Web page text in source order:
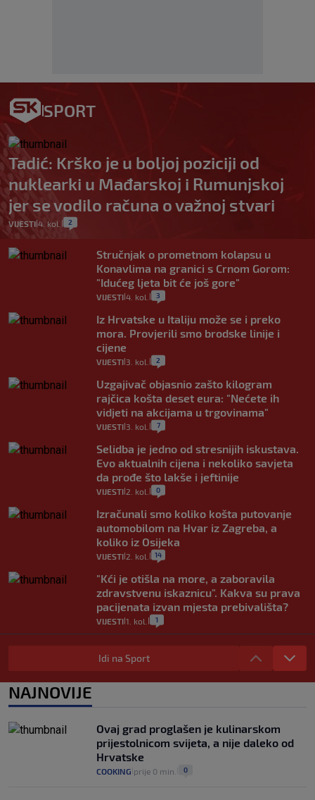
SPORT
Tadić: Krško je u boljoj poziciji od
nuklearki u Mađarskoj i Rumunjskoj
jer se vodilo računa o važnoj stvari
VIJESTI|4. kol. 2
Stručnjak o prometnom kolapsu u
Konavlima na granici s Crnom Gorom:
"Idućeg ljeta bit će još gore"
VIJESTI 4. kol. 3
Iz Hrvatske u Italiju može se i preko
mora. Provjerili smo brodske linije i
cijene
VIJESTI 3. kol. 2
Uzgajivač objasnio zašto kilogram
rajčica košta deset eura: "Nećete ih
vidjeti na akcijama u trgovinama"
VIJESTI 3. kol. 7
Selidba je jedno od stresnijih iskustava.
Evo aktualnih cijena i nekoliko savjeta
da prođe što lakše i jeftinije
VIJESTI 2. kol. 0
Izračunali smo koliko košta putovanje
automobilom na Hvar iz Zagreba, a
koliko iz Osijeka
VIJESTI 2. kol. 14
"Kći je otišla na more, a zaboravila
zdravstvenu iskaznicu". Kakva su prava
pacijenata izvan mjesta prebivališta?
VIJESTI 1. kol. 1
Provjerili smo "što ćemo onda" ako
Plenković na 15 dana ukine mjere: "Ne bi
se dogodilo ništa. Vlada se zaljubila u te
intervencije"
Analitičar o Mostu: Oni su u yin-yang
poziciji i imaju drugog najpoznatijeg
bravara u povijesti Hrvatske
VIJESTI 30. srp.
Idi na Sport
NAJNOVIJE
Ovaj grad proglašen je kulinarskom
prijestolnicom svijeta, a nije daleko od
Hrvatske
COOKING prije 0 min. 0